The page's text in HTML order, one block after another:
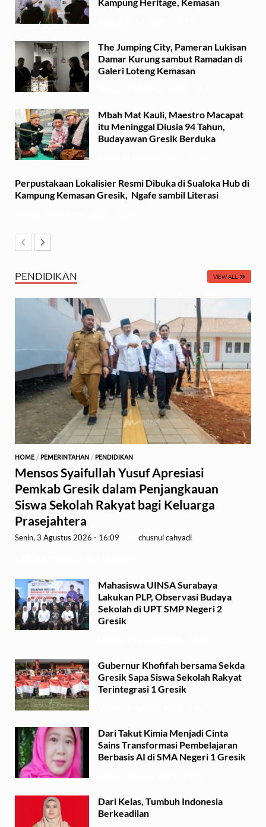
The Jumping City, Pameran Lukisan
Damar Kurung sambut Ramadan di
Galeri Loteng Kemasan
Mbah Mat Kauli, Maestro Macapat
itu Meninggal Diusia 94 Tahun,
Budayawan Gresik Berduka
Perpustakaan Lokalisier Resmi Dibuka di Sualoka Hub di
Kampung Kemasan Gresik, Ngafe sambil Literasi
PENDIDIKAN VIEW ALL
HOME /PEMERINTAHAN /PENDIDIKAN
Mensos Syaifullah Yusuf Apresiasi
Pemkab Gresik dalam Penjangkauan
Siswa Sekolah Rakyat bagi Keluarga
Prasejahtera
Senin, 3 Agustus 2026 - 16:09 chusnul cahyadi
Mahasiswa UINSA Surabaya
Lakukan PLP, Observasi Budaya
Sekolah di UPT SMP Negeri 2
Gresik
Gubernur Khofifah bersama Sekda
Gresik Sapa Siswa Sekolah Rakyat
Terintegrasi 1 Gresik
Dari Takut Kimia Menjadi Cinta
Sains Transformasi Pembelajaran
Berbasis AI di SMA Negeri 1 Gresik
Dari Kelas, Tumbuh Indonesia
Berkeadilan